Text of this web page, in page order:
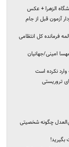
الزهرا + عکس
آزمون قبل از جام
فرمانده کل انتظامی
امینی/جهانیان
تروریستی
چگونه شخصیتی
بگیرید!